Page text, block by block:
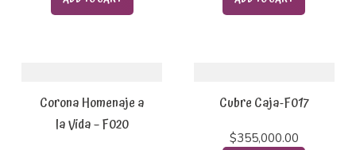
Corona Homenaje a
la Vida – F020
Cubre Caja-F017
$355,000.00